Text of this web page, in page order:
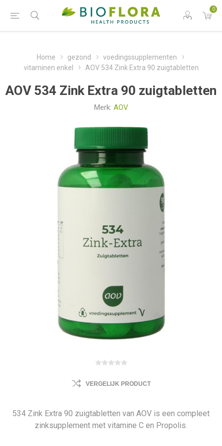
0
Home gezond
voedingssupplementen
vitaminen enkel
AOV 534 Zink Extra 90 zuigtabletten
AOV 534 Zink Extra 90 zuigtabletten
Merk: AOV
VERGELIJK PRODUCT
534 Zink Extra 90 zuigtabletten van AOV is een compleet
zinksupplement met vitamine C en Propolis.